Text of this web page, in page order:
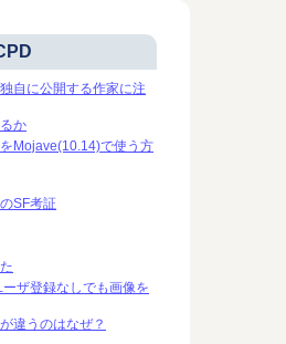
自に公開する作家に注
か
Mojave(10.14)で使う方
SF考証
ザ登録なしでも画像を
違うのはなぜ？